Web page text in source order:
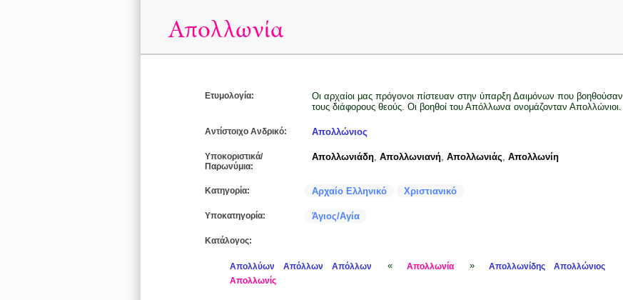
Απολλωνία
Ετυμολογία:
Οι αρχαίοι μας πρόγονοι πίστευαν στην ύπαρξη Δαιμόνων που βοηθούσαν
τους διάφορους θεούς. Οι βοηθοί του Απόλλωνα ονομάζονταν Απολλώνιοι.
Αντίστοιχο Ανδρικό: Απολλώνιος
Υποκοριστικά/
Παρωνύμια:
Απολλωνιάδη, Απολλωνιανή, Απολλωνιάς, Απολλωνίη
Κατηγορία: Αρχαίο Ελληνικό Χριστιανικό
Υποκατηγορία: Άγιος/Αγία
Κατάλογος:
Απολλύων Απόλλων Απόλλων « Απολλωνία » Απολλωνίδης
Απολλώνιος
Απολλωνίς